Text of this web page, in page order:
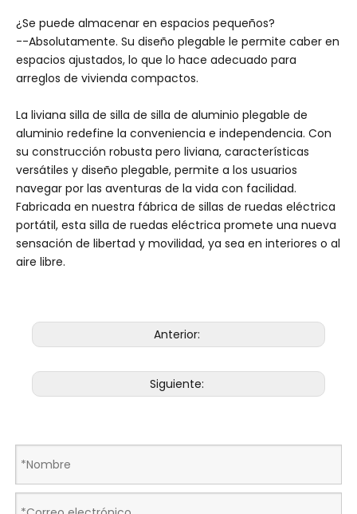
¿Se puede almacenar en espacios pequeños?
--Absolutamente. Su diseño plegable le permite caber en
espacios ajustados, lo que lo hace adecuado para
arreglos de vivienda compactos.
La liviana silla de silla de silla de aluminio plegable de
aluminio redefine la conveniencia e independencia. Con
su construcción robusta pero liviana, características
versátiles y diseño plegable, permite a los usuarios
navegar por las aventuras de la vida con facilidad.
Fabricada en nuestra fábrica de sillas de ruedas eléctrica
portátil, esta silla de ruedas eléctrica promete una nueva
sensación de libertad y movilidad, ya sea en interiores o al
aire libre.
Anterior:
Siguiente: